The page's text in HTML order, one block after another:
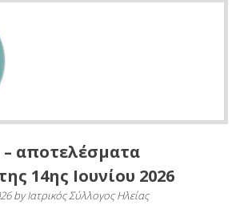
αποτελέσματα
14ης Ιουνίου 2026
byΙατρικός Σύλλογος Ηλείας